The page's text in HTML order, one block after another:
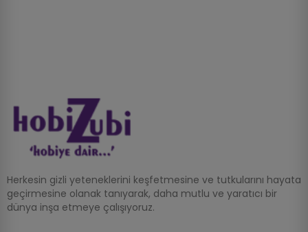
Herkesin gizli yeteneklerini keşfetmesine ve tutkularını hayata
geçirmesine olanak tanıyarak, daha mutlu ve yaratıcı bir
dünya inşa etmeye çalışıyoruz.